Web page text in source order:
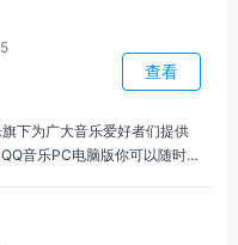
查看
下为广大音乐爱好者们提供
音乐PC电脑版你可以随时登